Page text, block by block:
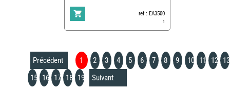
ref : EA3500
1
Précédent 1 2 3 4 5 6 7 8 9 10 11 12
13
15
16 17 18 19 Suivant